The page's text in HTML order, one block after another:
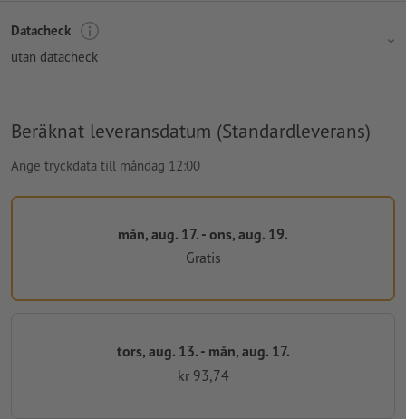
Datacheck
utan datacheck
Beräknat leveransdatum (Standardleverans)
Ange tryckdata till måndag 12:00
mån, aug. 17. - ons, aug. 19.
Gratis
tors, aug. 13. - mån, aug. 17.
kr 93,74